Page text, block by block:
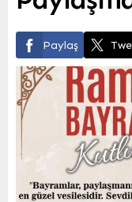
Paylaş